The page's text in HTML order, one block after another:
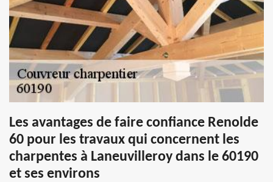
Les avantages de faire confiance Renolde
60 pour les travaux qui concernent les
charpentes à Laneuvilleroy dans le 60190
et ses environs